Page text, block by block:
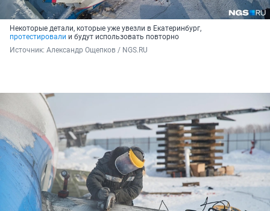
Некоторые детали, которые уже увезли в Екатеринбург,
протестировали и будут использовать повторно
Источник: Александр Ощепков / NGS.RU